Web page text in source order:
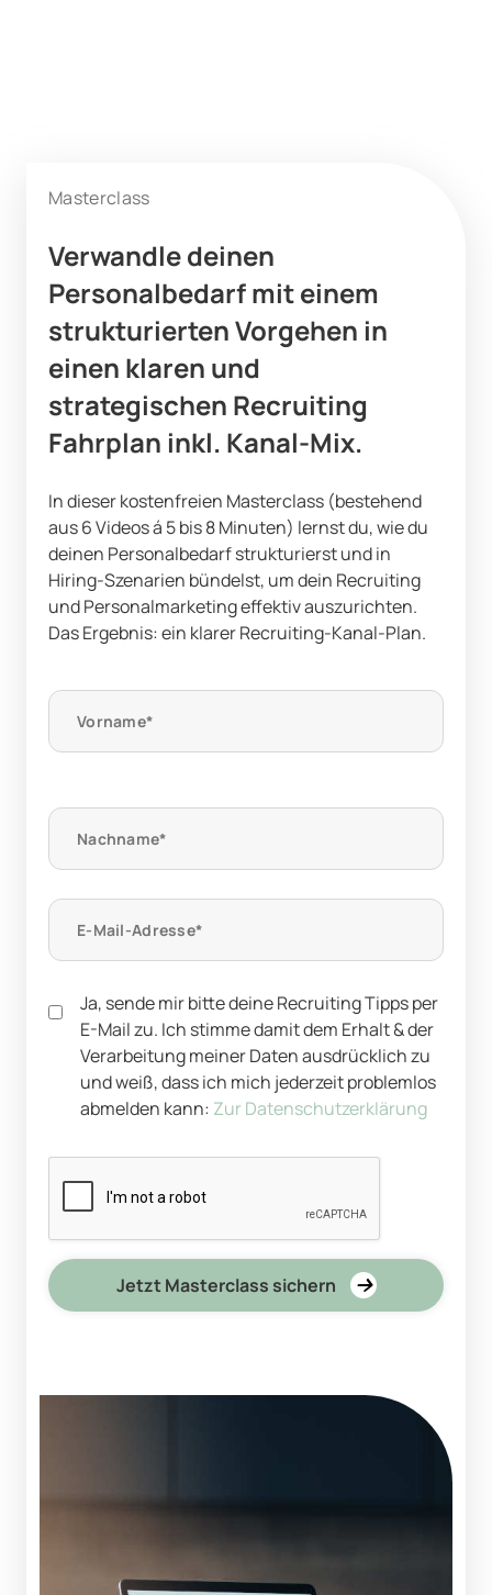
Masterclass
Verwandle deinen
Personalbedarfmit einem
strukturierten Vorgehen in
einen klaren und
strategischen Recruiting
Fahrplan inkl. Kanal-Mix.
In dieser kostenfreien Masterclass (bestehend
aus 6 Videos á 5 bis 8 Minuten) lernst du, wie du
deinen Personalbedarf strukturierst und in
Hiring-Szenarien bündelst, um dein Recruiting
und Personalmarketing effektiv auszurichten.
Das Ergebnis: ein klarer Recruiting-Kanal-Plan.
Ja, sende mir bitte deine Recruiting Tipps per
E-Mail zu. Ich stimme damit dem Erhalt & der
Verarbeitung meiner Daten ausdrücklich zu
und weiß, dass ich mich jederzeit problemlos
abmelden kann: Zur Datenschutzerklärung
Jetzt Masterclass sichern